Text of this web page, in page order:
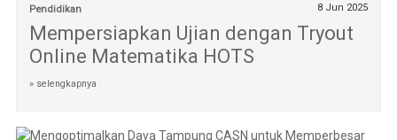
Pendidikan 8 Jun 2025
Mempersiapkan Ujian dengan Tryout
Online Matematika HOTS
» selengkapnya